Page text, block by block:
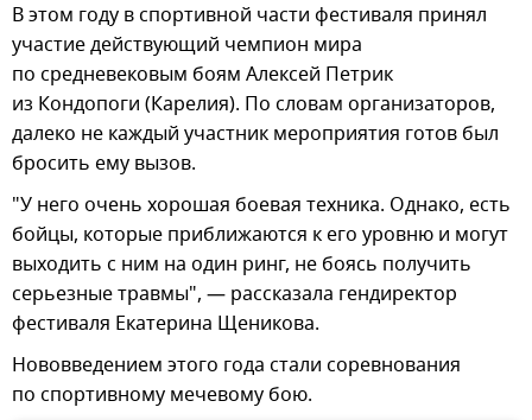
В этом году в спортивной части фестиваля принял
участие действующий чемпион мира
по средневековым боям Алексей Петрик
из Кондопоги (Карелия). По словам организаторов,
далеко не каждый участник мероприятия готов был
бросить ему вызов.
"У него очень хорошая боевая техника. Однако, есть
бойцы, которые приближаются к его уровню и могут
выходить с ним на один ринг, не боясь получить
серьезные травмы", — рассказала гендиректор
фестиваля Екатерина Щеникова.
Нововведением этого года стали соревнования
по спортивному мечевому бою.